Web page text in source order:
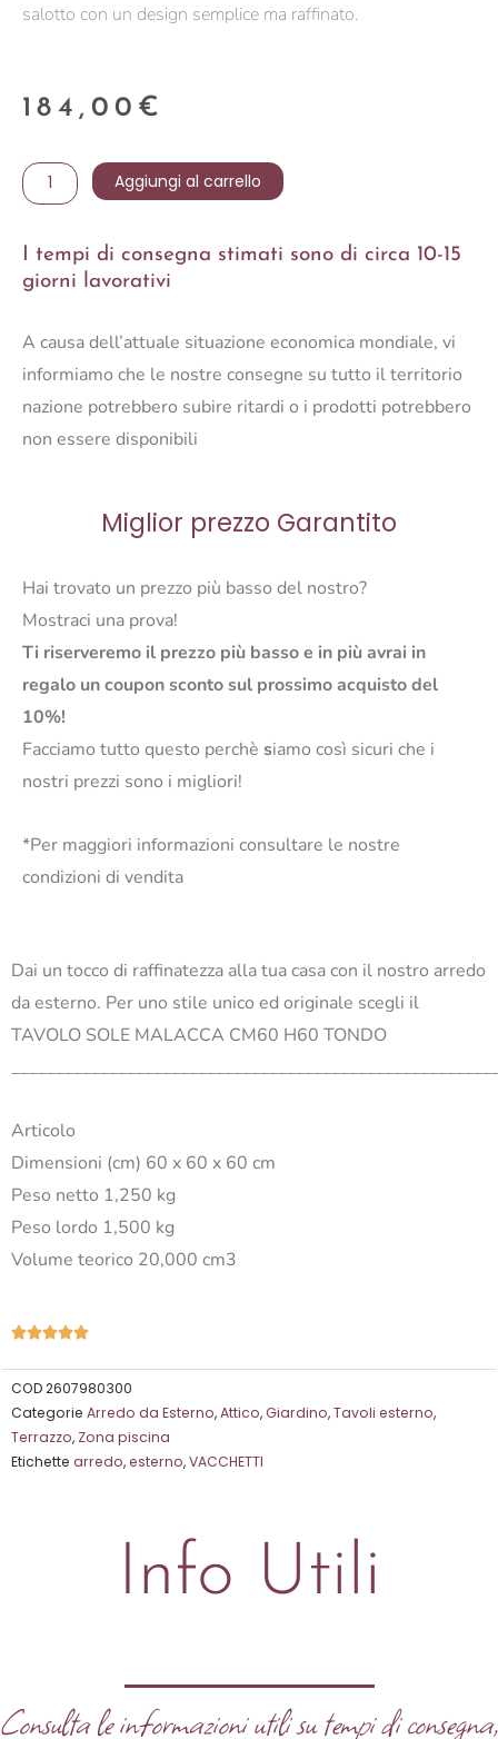
salotto con un design semplice ma raffinato.
184,00 €
TAVOLO
SOLE
CM60
H60
quantità
Aggiungi al carrello
I tempi di consegna stimati sono di circa 10-15
giorni lavorativi
A causa dell’attuale situazione economica mondiale, vi
informiamo che le nostre consegne su tutto il territorio
nazione potrebbero subire ritardi o i prodotti potrebbero
non essere disponibili
Miglior prezzo Garantito
Hai trovato un prezzo più basso del nostro?
Mostraci una prova!
Ti riserveremo il prezzo più basso e in più avrai in
regalo un coupon sconto sul prossimo acquisto del
10%!
Facciamo tutto questo perchè siamo così sicuri che i
nostri prezzi sono i migliori!
*Per maggiori informazioni consultare le nostre
condizioni di vendita
Dai un tocco di raffinatezza alla tua casa con il nostro arredo
da esterno. Per uno stile unico ed originale scegli il
TAVOLO SOLE MALACCA CM60 H60 TONDO
Articolo
Dimensioni (cm) 60 x 60 x 60 cm
Peso netto 1,250 kg
Peso lordo 1,500 kg
Volume teorico 20,000 cm3
Valutazione
su
5
COD2607980300
Categorie Arredo da Esterno,Attico,Giardino,Tavoli esterno,
Terrazzo, Zona piscina
Etichette arredo,esterno,VACCHETTI
Info Utili
Consulta le informazioni utili su tempi di consegna,